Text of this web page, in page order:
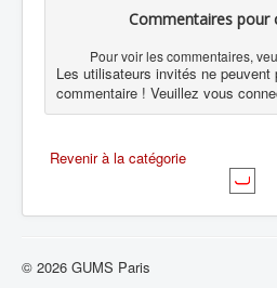
Commentaires pour
Pour voir les commentaires,
Les utilisateurs invités ne peuvent
commentaire ! Veuillez vous
Revenir à la catégorie
© 2026 GUMS Paris